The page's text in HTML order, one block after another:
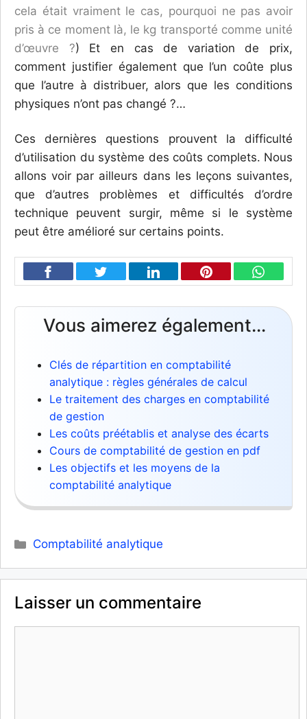
cela était vraiment le cas, pourquoi ne pas avoir
pris à ce moment là, le kg transporté comme unité
d’œuvre ?) Et en cas de variation de prix,
comment justifier également que l’un coûte plus
que l’autre à distribuer, alors que les conditions
physiques n’ont pas changé ?…
Ces dernières questions prouvent la difficulté
d’utilisation du système des coûts complets. Nous
allons voir par ailleurs dans les leçons suivantes,
que d’autres problèmes et difficultés d’ordre
technique peuvent surgir, même si le système
peut être amélioré sur certains points.
Vous aimerez également...
Clés de répartition en comptabilité
analytique : règles générales de calcul
Le traitement des charges en comptabilité
de gestion
Les coûts préétablis et analyse des écarts
Cours de comptabilité de gestion en pdf
Les objectifs et les moyens de la
comptabilité analytique
Catégories
Comptabilité analytique
Laisser un commentaire